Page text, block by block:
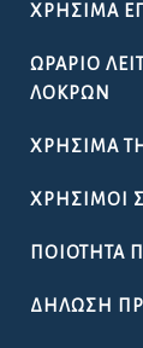
ΧΡΉΣΙΜΑ
ΩΡΆΡΙΟ
ΛΟΚΡΏΝ
ΧΡΉΣΙΜΑ
ΧΡΉΣΙΜΟΙ
ΠΟΙΌΤΗΤΑ
ΔΉΛΩΣΗ